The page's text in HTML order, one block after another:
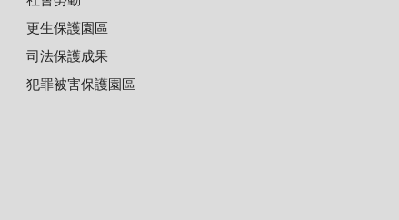
更生保護園區
司法保護成果
犯罪被害保護園區